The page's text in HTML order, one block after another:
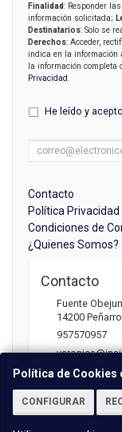
Política de Cookies
CONFIGURAR
Finalidad: Responder
información solicitada;
Destinatarios: Solo se
Derechos: Acceder,
indica en la información
la información completa
Privacidad
He leído y
Contacto
Política Privacidad
Condiciones de
¿Quienes Somos?
Contacto
Fuente
14200
957570957
Horario